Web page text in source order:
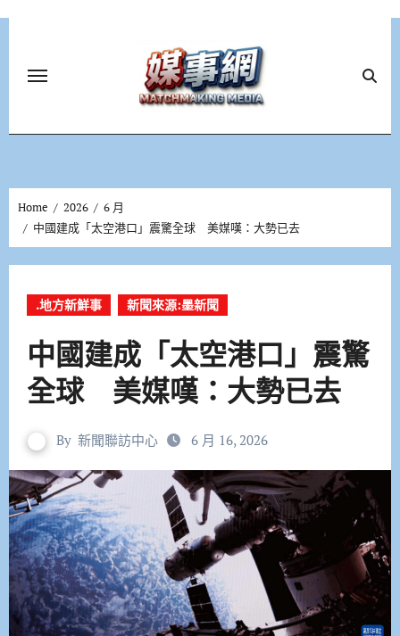
Home 2026
6 月
中國建成「太空港口」震驚全球 美媒嘆：大勢已去
.地方新鮮事 新聞來源:墨新聞
中國建成「太空港口」震驚
全球 美媒嘆：大勢已去
By 新聞聯訪中心 6 月 16, 2026